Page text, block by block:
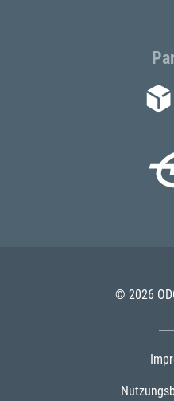
© 2026